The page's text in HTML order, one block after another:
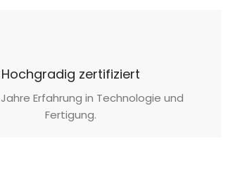
Hochgradig zertifiziert
Erfahrung in Technologie und
Fertigung.